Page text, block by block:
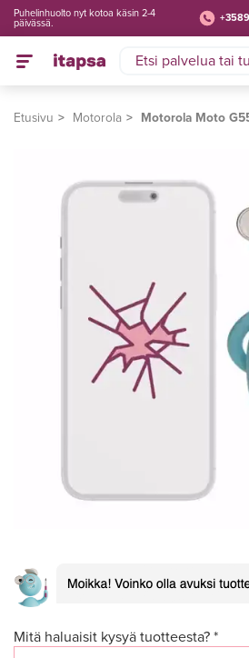
Puhelinhuolto nyt kotoa käsin 2-4
päivässä.
Etusivu Motorola Motorola Moto
Mitä haluaisit kysyä tuotteesta? *